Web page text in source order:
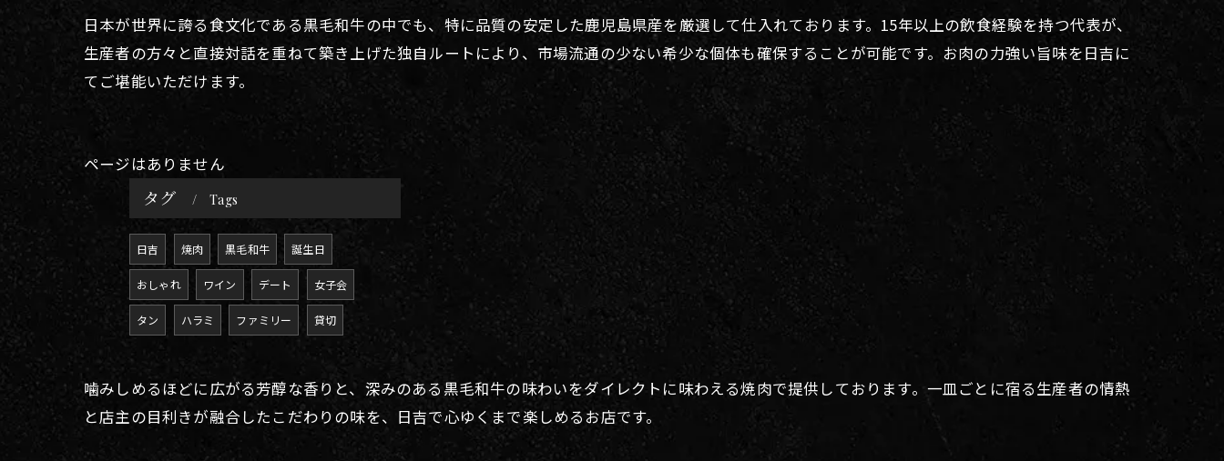
日本が世界に誇る食文化である黒毛和牛の中でも、特に品質の安定した鹿児島県産を厳選して仕入れております。15年以上の飲食経験を持つ代表が、
生産者の方々と直接対話を重ねて築き上げた独自ルートにより、市場流通の少ない希少な個体も確保することが可能です。お肉の力強い旨味を日吉に
てご堪能いただけます。
ページはありません
タグ
Tags
日吉 焼肉 黒毛和牛 誕生日
おしゃれ ワイン デート 女子会
タン ハラミ ファミリー 貸切
噛みしめるほどに広がる芳醇な香りと、深みのある黒毛和牛の味わいをダイレクトに味わえる焼肉で提供しております。一皿ごとに宿る生産者の情熱
と店主の目利きが融合したこだわりの味を、日吉で心ゆくまで楽しめるお店です。